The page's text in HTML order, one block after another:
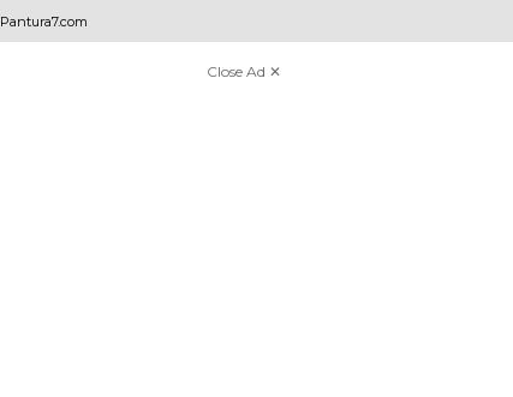
Pantura7.com
Close Ad ✕